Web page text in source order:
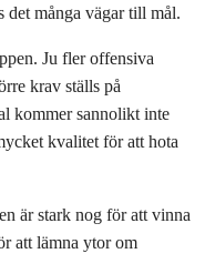
många vägar till mål.
Ju fler offensiva
krav ställs på
kommer sannolikt inte
kvalitet för att hota
är stark nog för att vinna
att lämna ytor om